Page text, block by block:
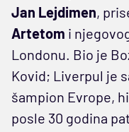
Jan Lejdimen,
Artetom i
Londonu. Bio je
Kovid; Liverpul je
šampion Evrope,
posle 30 godina